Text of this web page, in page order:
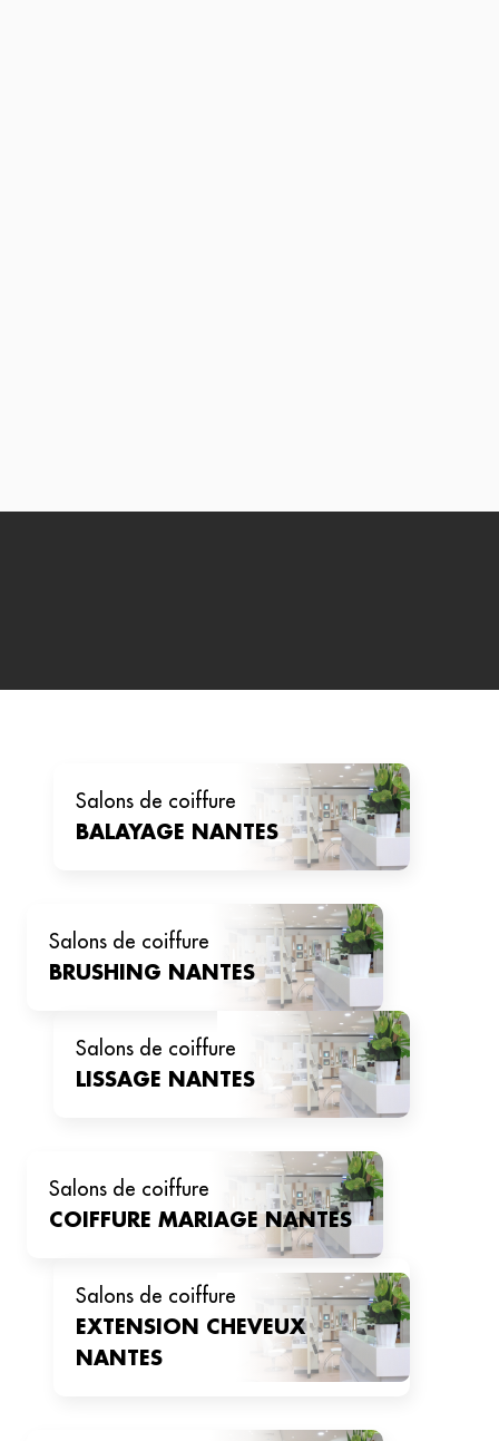
salons de coiffure
BALAYAGE
NANTES
salons de coiffure
BRUSHING
NANTES
salons de coiffure
LISSAGE
NANTES
salons de coiffure
COIFFURE MARIAGENANTES
salons de coiffure
EXTENSION CHEVEUX
NANTES